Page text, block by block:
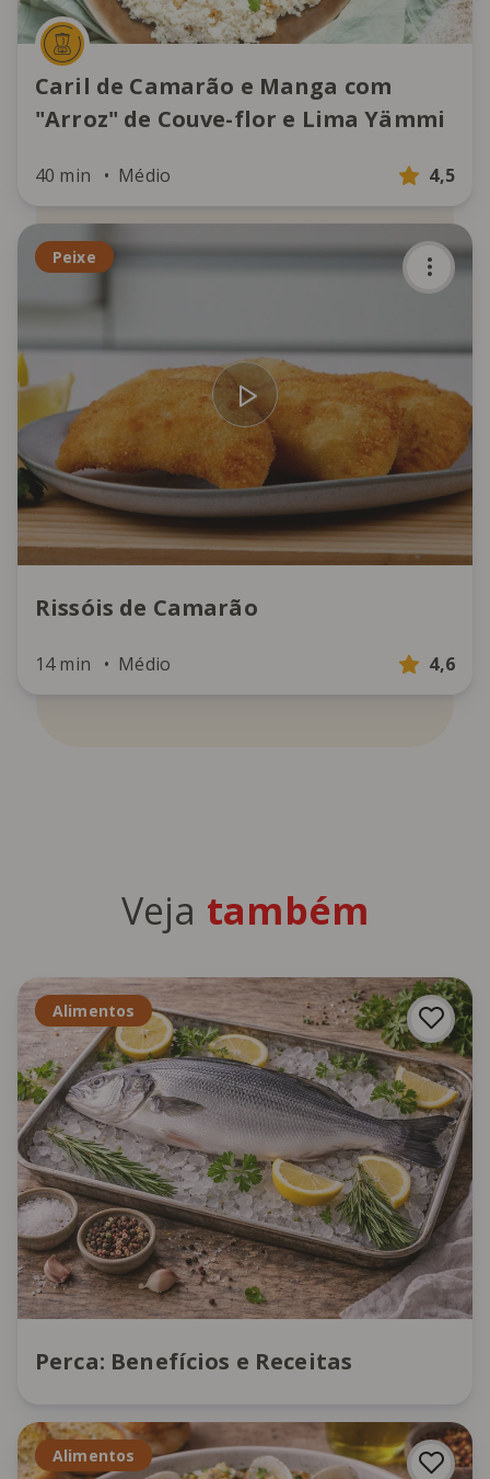
Caril de Camarão e Manga com
"Arroz" de Couve-flor e Lima Yämmi
40 min Médio 4,5
Peixe
Rissóis de Camarão
14 min Médio 4,6
Veja também
Alimentos
Perca: Benefícios e Receitas
Alimentos